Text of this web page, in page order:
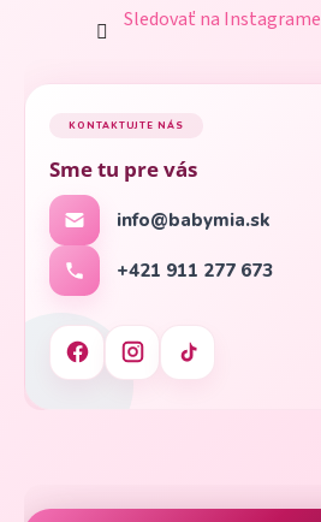
Sledovať na Instagrame
KONTAKTUJTE NÁS
Sme tu pre vás
info@babymia.sk
+421 911 277 673